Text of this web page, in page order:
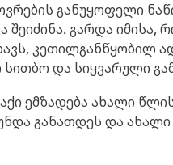
განუყოფელი
შეიძინა. გარდა
კეთილგანწყობილ
და სიყვარული
ემზადება ახალი
განათდეს და